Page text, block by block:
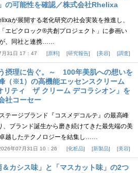
の可能性を確認／株式会社Rhelixa
が展開する老化研究の社会実装を推進し、
エピクロック®共創プロジェクト」に参画い
、同社と連携……
31日 17：47 原料 研究報告 美容 調査
摂理に告ぐ。～ 100年美肌への想いを
（※1）の高機能エッセンスクリーム
リティ ザ クリーム デコラシオン」を
社コーセー
テージブランド『コスメデコルテ』の最高峰
、ブランド誕生から磨き続けてきた最先端の美
越したテクノロジーを結集し……
年07月31日 10：26 化粧品 新製品 美容
＆カシス味」と「マスカット味」の2つ